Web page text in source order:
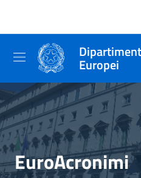
Europei
EuroAcronimi